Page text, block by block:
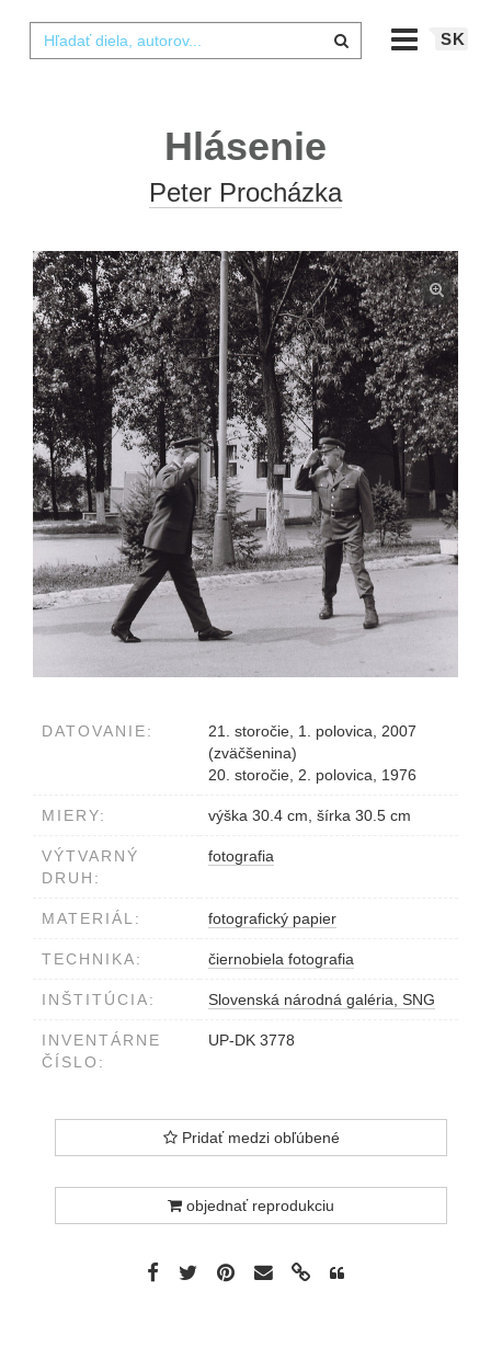
SK
Hlásenie
Peter Procházka
DATOVANIE:
21. storočie, 1. polovica, 2007
(zväčšenina)
20. storočie, 2. polovica, 1976
MIERY: výška 30.4 cm, šírka 30.5 cm
VÝTVARNÝ
DRUH:
fotografia
MATERIÁL: fotografický papier
TECHNIKA: čiernobiela fotografia
INŠTITÚCIA: Slovenská národná galéria, SNG
INVENTÁRNE
ČÍSLO:
UP-DK 3778
Pridať medzi obľúbené
objednať reprodukciu